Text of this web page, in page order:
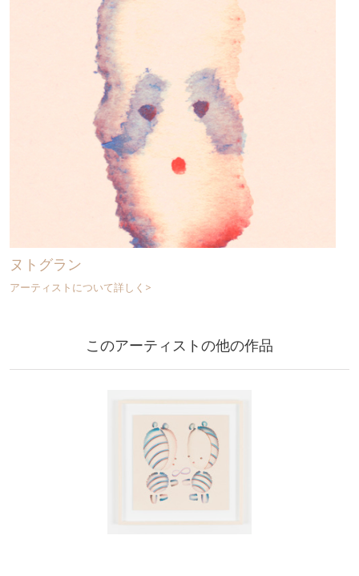
ヌトグラン
アーティストについて詳しく>
このアーティストの他の作品